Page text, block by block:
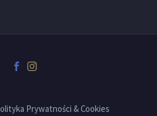
Prywatności & Cookies